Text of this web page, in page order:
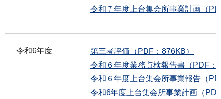
令和７年度上台集会所事業計画（
令和6年度
第三者評価（PDF：876KB）
令和６年度業務点検報告書（PDF：
令和６年度上台集会所事業報告（
令和6年度上台集会所事業計画（